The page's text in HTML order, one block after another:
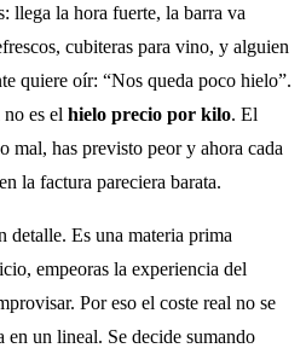
llega la hora fuerte, la barra va
cubiteras para vino, y alguien
quiere oír: “Nos queda poco hielo”.
es el hielo precio por kilo. El
mal, has previsto peor y ahora cada
la factura pareciera barata.
detalle. Es una materia prima
empeoras la experiencia del
Por eso el coste real no se
en un lineal. Se decide sumando